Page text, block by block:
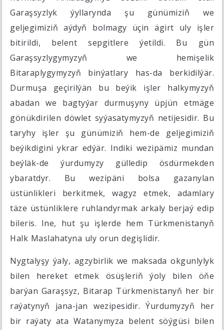
Garaşsyzlyk ýyllarynda şu günümiziň we
geljegimiziň aýdyň bolmagy üçin ägirt uly işler
bitirildi, belent sepgitlere ýetildi. Bu gün
Garaşsyzlygymyzyň we hemişelik
Bitaraplygymyzyň binýatlary has-da berkidilýär.
Durmuşa geçirilýän bu beýik işler halkymyzyň
abadan we bagtyýar durmuşyny üpjün etmäge
gönükdirilen döwlet syýasatymyzyň netijesidir. Bu
taryhy işler şu günümiziň hem-de geljegimiziň
beýikdigini ykrar edýär. Indiki wezipämiz mundan
beýläk-de ýurdumyzy gülledip ösdürmekden
ybaratdyr. Bu wezipäni bolsa gazanylan
üstünlikleri berkitmek, wagyz etmek, adamlary
täze üstünliklere ruhlandyrmak arkaly berjaý edip
bileris. Ine, hut şu işlerde hem Türkmenistanyň
Halk Maslahatyna uly orun degişlidir.
Nygtalyşy ýaly, agzybirlik we maksada okgunlylyk
bilen hereket etmek ösüşleriň ýoly bilen öňe
barýan Garaşsyz, Bitarap Türkmenistanyň her bir
raýatynyň jana-jan wezipesidir. Ýurdumyzyň her
bir raýaty ata Watanymyza belent söýgüsi bilen